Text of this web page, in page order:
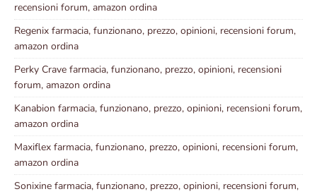
recensioni forum, amazon ordina
Regenix farmacia, funzionano, prezzo, opinioni, recensioni forum,
amazon ordina
Perky Crave farmacia, funzionano, prezzo, opinioni, recensioni
forum, amazon ordina
Kanabion farmacia, funzionano, prezzo, opinioni, recensioni forum,
amazon ordina
Maxiflex farmacia, funzionano, prezzo, opinioni, recensioni forum,
amazon ordina
Sonixine farmacia, funzionano, prezzo, opinioni, recensioni forum,